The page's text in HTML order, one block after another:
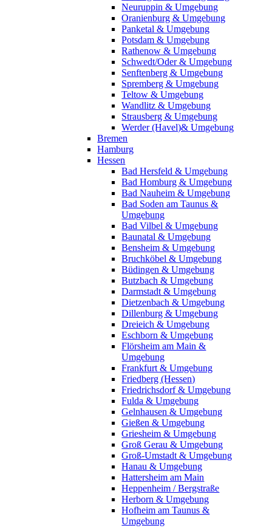
Neuruppin & Umgebung
Oranienburg & Umgebung
Panketal & Umgebung
Potsdam & Umgebung
Rathenow & Umgebung
Schwedt/Oder & Umgebung
Senftenberg & Umgebung
Spremberg & Umgebung
Teltow & Umgebung
Wandlitz & Umgebung
Strausberg & Umgebung
Werder (Havel)& Umgebung
Bremen
Hamburg
Hessen
Bad Hersfeld & Umgebung
Bad Homburg & Umgebung
Bad Nauheim & Umgebung
Bad Soden am Taunus &
Umgebung
Bad Vilbel & Umgebung
Baunatal & Umgebung
Bensheim & Umgebung
Bruchköbel & Umgebung
Büdingen & Umgebung
Butzbach & Umgebung
Darmstadt & Umgebung
Dietzenbach & Umgebung
Dillenburg & Umgebung
Dreieich & Umgebung
Eschborn & Umgebung
Flörsheim am Main &
Umgebung
Frankfurt & Umgebung
Friedberg (Hessen)
Friedrichsdorf & Umgebung
Fulda & Umgebung
Gelnhausen & Umgebung
Gießen & Umgebung
Griesheim & Umgebung
Groß Gerau & Umgebung
Groß-Umstadt & Umgebung
Hanau & Umgebung
Hattersheim am Main
Heppenheim / Bergstraße
Herborn & Umgebung
Hofheim am Taunus &
Umgebung